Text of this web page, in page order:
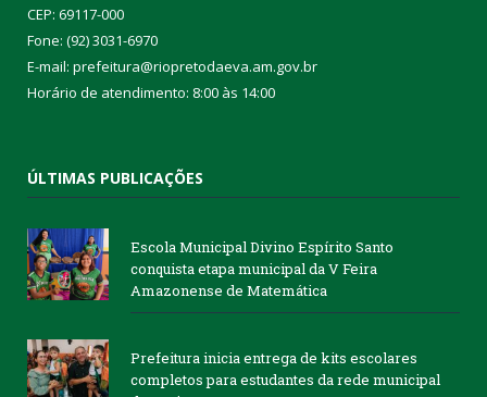
CEP: 69117-000
Fone: (92) 3031-6970
E-mail: prefeitura@riopretodaeva.am.gov.br
Horário de atendimento: 8:00 às 14:00
ÚLTIMAS PUBLICAÇÕES
Escola Municipal Divino Espírito Santo
conquista etapa municipal da V Feira
Amazonense de Matemática
Prefeitura inicia entrega de kits escolares
completos para estudantes da rede municipal